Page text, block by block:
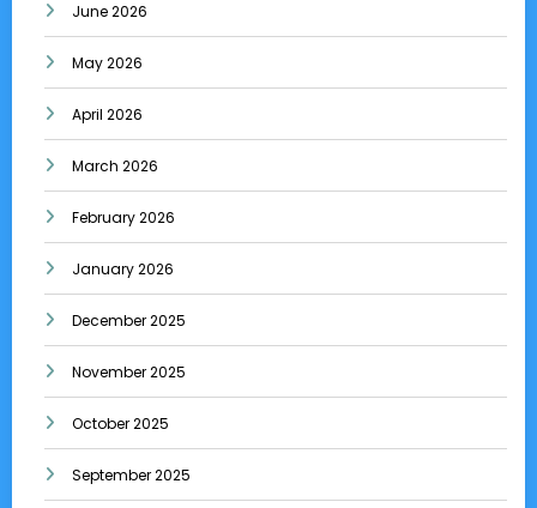
June 2026
May 2026
April 2026
March 2026
February 2026
January 2026
December 2025
November 2025
October 2025
September 2025